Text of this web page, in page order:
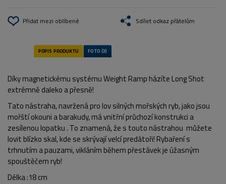
Přidat mezi oblíbené Sdílet odkaz přátelům
Díky magnetickému systému Weight Ramp házíte Long Shot
extrémně daleko a přesně!
Tato nástraha, navržená pro lov silných mořských ryb, jako jsou
mořští okouni a barakudy, má vnitřní průchozí konstrukci a
zesílenou lopatku . To znamená, že s touto nástrahou můžete
lovit blízko skal, kde se skrývají velcí predátoři! Rybaření s
trhnutím a pauzami, vikláním během přestávek je úžasným
spouštěčem ryb!
Délka :18 cm